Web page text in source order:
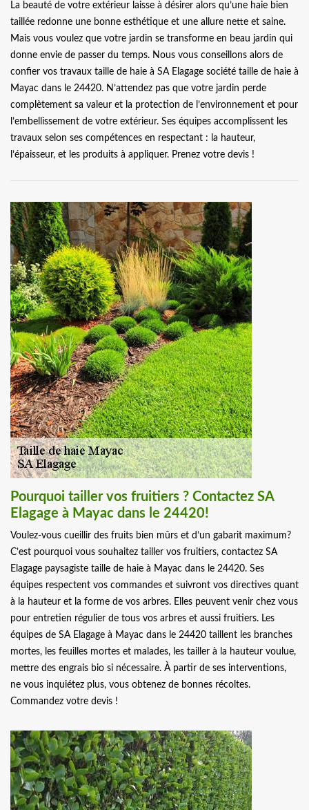
La beauté de votre extérieur laisse à désirer alors qu’une haie bien
taillée redonne une bonne esthétique et une allure nette et saine.
Mais vous voulez que votre jardin se transforme en beau jardin qui
donne envie de passer du temps. Nous vous conseillons alors de
confier vos travaux taille de haie à SA Elagage société taille de haie à
Mayac dans le 24420. N’attendez pas que votre jardin perde
complètement sa valeur et la protection de l’environnement et pour
l’embellissement de votre extérieur. Ses équipes accomplissent les
travaux selon ses compétences en respectant : la hauteur,
l’épaisseur, et les produits à appliquer. Prenez votre devis !
Pourquoi tailler vos fruitiers ? Contactez SA
Elagage à Mayac dans le 24420!
Voulez-vous cueillir des fruits bien mûrs et d’un gabarit maximum?
C’est pourquoi vous souhaitez tailler vos fruitiers, contactez SA
Elagage paysagiste taille de haie à Mayac dans le 24420. Ses
équipes respectent vos commandes et suivront vos directives quant
à la hauteur et la forme de vos arbres. Elles peuvent venir chez vous
pour entretien régulier de tous vos arbres et aussi fruitiers. Les
équipes de SA Elagage à Mayac dans le 24420 taillent les branches
mortes, les feuilles mortes et malades, les tailler à la hauteur voulue,
mettre des engrais bio si nécessaire. À partir de ses interventions,
ne vous inquiétez plus, vous obtenez de bonnes récoltes.
Commandez votre devis !